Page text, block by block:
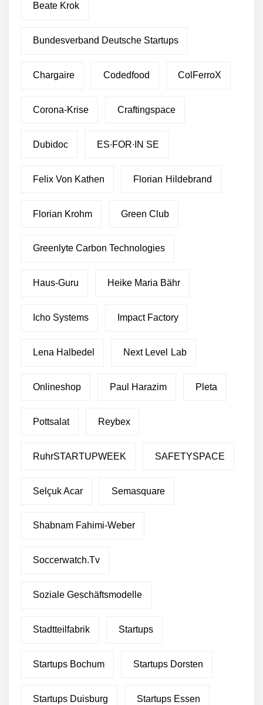
Beate Krok
Bundesverband Deutsche Startups
Chargaire Codedfood ColFerroX
Corona-Krise Craftingspace
Dubidoc ES∙FOR∙IN SE
Felix Von Kathen Florian Hildebrand
Florian Krohm Green Club
Greenlyte Carbon Technologies
Haus-Guru Heike Maria Bähr
Icho Systems Impact Factory
Lena Halbedel Next Level Lab
Onlineshop Paul Harazim Pleta
Pottsalat Reybex
RuhrSTARTUPWEEK SAFETYSPACE
Selçuk Acar Semasquare
Shabnam Fahimi-Weber
Soccerwatch.tv
Soziale Geschäftsmodelle
Stadtteilfabrik Startups
Startups Bochum Startups Dorsten
Startups Duisburg Startups Essen